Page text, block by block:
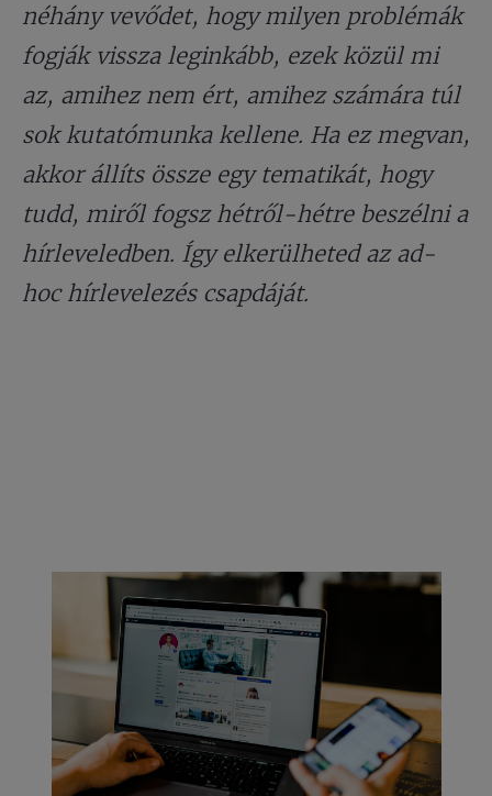
néhány vevődet, hogy milyen problémák
fogják vissza leginkább, ezek közül mi
az, amihez nem ért, amihez számára túl
sok kutatómunka kellene. Ha ez megvan,
akkor állíts össze egy tematikát, hogy
tudd, miről fogsz hétről-hétre beszélni a
hírleveledben. Így elkerülheted az ad-
hoc hírlevelezés csapdáját.